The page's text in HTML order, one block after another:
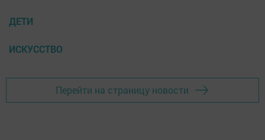
ДЕТИ
ИСКУССТВО
Перейти на страницу новости